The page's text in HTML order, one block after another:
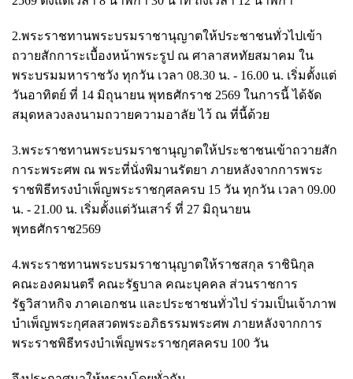
2.พระราชทานพระบรมราชานุญาตให้ประชาชนทั่วไปเข้า
ถวายสักการะเบื้องหน้าพระรูป ณ ศาลาสหทัยสมาคม ใน
พระบรมมหาราชวัง ทุกวัน เวลา 08.30 น. - 16.00 น. เริ่มตั้งแต่
วันอาทิตย์ ที่ 14 มิถุนายน พุทธศักราช 2569 ในการนี้ ได้จัด
สมุดหลวงลงนามถวายความอาลัย ไว้ ณ ที่นี้ด้วย
3.พระราชทานพระบรมราชานุญาตให้ประชาชนเข้าถวายสัก
การะพระศพ ณ พระที่นั่งพิมานรัตยา ภายหลังจากการพระ
ราชพิธีทรงบำเพ็ญพระราชกุศลครบ 15 วัน ทุกวัน เวลา 09.00
น. - 21.00 น. เริ่มตั้งแต่วันเสาร์ ที่ 27 มิถุนายน
พุทธศักราช2569
4.พระราชทานพระบรมราชานุญาตให้ราชสกุล ราชินิกุล
คณะองคมนตรี คณะรัฐบาล คณะบุคคล ส่วนราชการ
รัฐวิสาหกิจ ภาคเอกชน และประชาชนทั่วไป ร่วมเป็นเจ้าภาพ
บำเพ็ญพระกุศลสวดพระอภิธรรมพระศพ ภายหลังจากการ
พระราชพิธีทรงบำเพ็ญพระราชกุศลครบ 100 วัน